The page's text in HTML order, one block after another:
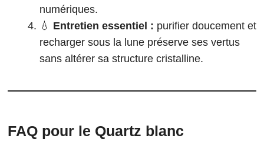
numériques.
💧 Entretien essentiel : purifier doucement et
recharger sous la lune préserve ses vertus
sans altérer sa structure cristalline.
FAQ pour le Quartz blanc